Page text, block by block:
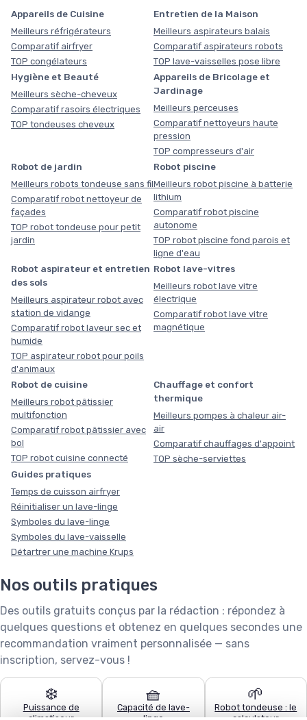
Appareils de Cuisine
Meilleurs réfrigérateurs
Comparatif airfryer
TOP congélateurs
Entretien de la Maison
Meilleurs aspirateurs balais
Comparatif aspirateurs robots
TOP lave-vaisselles pose libre
Hygiène et Beauté
Meilleurs sèche-cheveux
Comparatif rasoirs électriques
TOP tondeuses cheveux
Appareils de Bricolage et
Jardinage
Meilleurs perceuses
Comparatif nettoyeurs haute
pression
TOP compresseurs d'air
Robot de jardin
Meilleurs robots tondeuse sans fil
Comparatif robot nettoyeur de
façades
TOP robot tondeuse pour petit
jardin
Robot piscine
Meilleurs robot piscine à batterie
lithium
Comparatif robot piscine
autonome
TOP robot piscine fond parois et
ligne d'eau
Robot aspirateur et entretien
des sols
Meilleurs aspirateur robot avec
station de vidange
Comparatif robot laveur sec et
humide
TOP aspirateur robot pour poils
d'animaux
Robot lave-vitres
Meilleurs robot lave vitre
électrique
Comparatif robot lave vitre
magnétique
Robot de cuisine
Meilleurs robot pâtissier
multifonction
Comparatif robot pâtissier avec
bol
TOP robot cuisine connecté
Chauffage et confort
thermique
Meilleurs pompes à chaleur air-
air
Comparatif chauffages d'appoint
TOP sèche-serviettes
Guides pratiques
Temps de cuisson airfryer
Réinitialiser un lave-linge
Symboles du lave-linge
Symboles du lave-vaisselle
Détartrer une machine Krups
Nos outils pratiques
Des outils gratuits conçus par la rédaction : répondez à
quelques questions et obtenez en quelques secondes une
recommandation vraiment personnalisée — sans
inscription, servez-vous !
❄️
Puissance de
🧺
Capacité de lave-
🌱
Robot tondeuse : le